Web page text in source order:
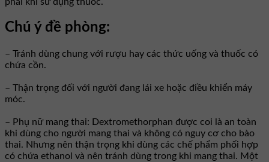
Chú ý đề phòng:
– Tránh dùng chung với rượu hay các thức uống và thuốc có
chứa cồn.
– Thận trọng đối với người đang lái xe hoặc điều khiển máy
móc.
– Phụ nữ mang thai: Dextromethorphan được coi là an toàn
khi dùng cho người mang thai và không có nguy cơ cho bào
thai. Nhưng nên thận trọng khi dùng các chế phẩm phối hợp
có chứa ethanol và nên tránh dùng trong khi mang thai. Một